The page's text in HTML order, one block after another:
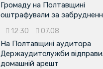
Громаду на Полтавщині
оштрафували за
12:30 07.08
На Полтавщині аудитора
Держаудитслужби
домашній арешт